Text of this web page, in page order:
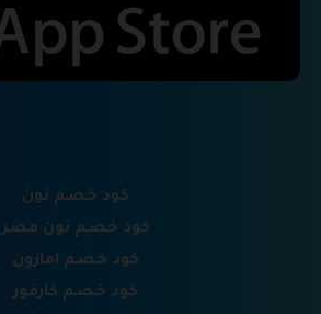
كود خصم نون
كود خصم نون مصر
كود خصم امازون
كود خصم كارفور